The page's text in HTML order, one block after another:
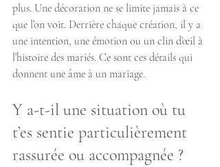
plus. Une décoration ne se limite jamais à ce
que l’on voit. Derrière chaque création, il y a
une intention, une émotion ou un clin d’œil à
l’histoire des mariés. Ce sont ces détails qui
donnent une âme à un mariage.
Y a-t-il une situation où tu
t’es sentie particulièrement
rassurée ou accompagnée ?